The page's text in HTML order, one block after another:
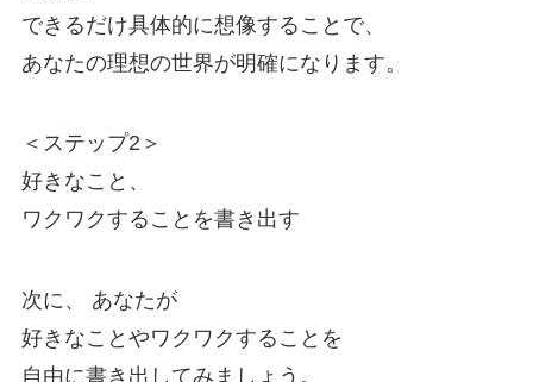
できるだけ具体的に想像することで、
あなたの理想の世界が明確になります。
＜ステップ2＞
好きなこと、
ワクワクすることを書き出す
次に、 あなたが
好きなことやワクワクすることを
自由に書き出してみましょう。